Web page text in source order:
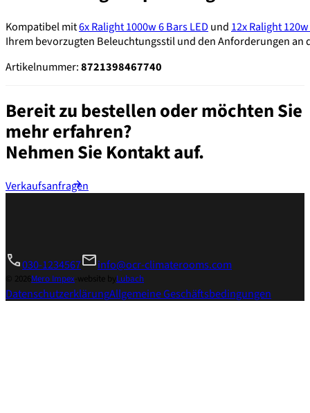
Kompatibel mit6x Ralight 1000w 6 Bars LED und 12x Ralight
Ihrem bevorzugten Beleuchtungsstil und den Anforderungen an
Artikelnummer:8721398467740
Bereit zu bestellen oder möchten Sie
mehr erfahren?
Nehmen Sie Kontakt auf.
Verkaufsanfragen
030-1234567 info@ocr-climaterooms.com
© 2026Mero Impex website byLubach
DatenschutzerklärungAllgemeine Geschäftsbedingungen